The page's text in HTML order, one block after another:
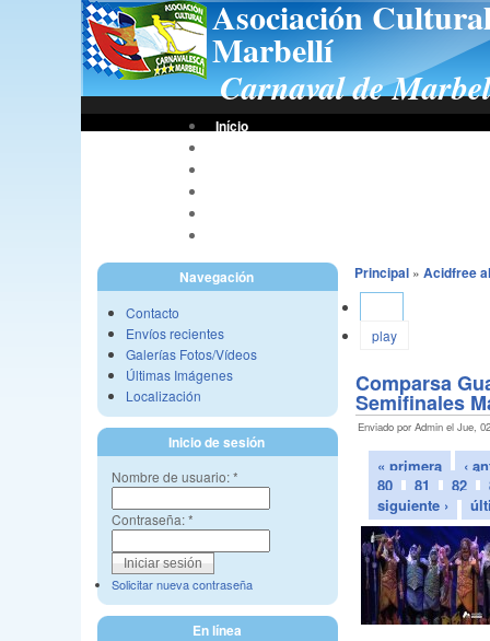
Asociación
Marbellí
Carnaval de
Início
Navegación
Contacto
Envíos recientes
Galerías Fotos/Vídeos
Últimas Imágenes
Localización
Inicio de sesión
Nombre de usuario:*
Contraseña:*
Solicitar nueva contraseña
En línea
Principal» Acidfree
play
Comparsa
Semifinales
Enviado por Admin el Jue,
« primera
‹
80
81 82
siguiente ›